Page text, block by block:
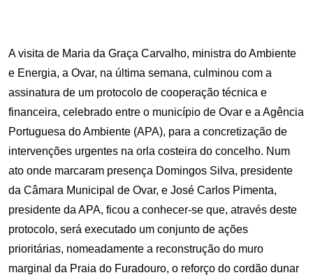
A visita de Maria da Graça Carvalho, ministra doAmbiente
e Energia, a Ovar, na última semana, culminou com a
assinatura de um protocolo de cooperação técnica e
financeira, celebrado entre o município de Ovar e a Agência
Portuguesa do Ambiente (APA), para a concretização de
intervenções urgentes na orla costeira do concelho. Num
ato onde marcaram presença Domingos Silva, presidente
da Câmara Municipal de Ovar, e José Carlos Pimenta,
presidente da APA, ficou a conhecer-se que, através deste
protocolo, será executado um conjunto de ações
prioritárias, nomeadamente a reconstrução do muro
marginal da Praia do Furadouro, o reforço do cordão dunar